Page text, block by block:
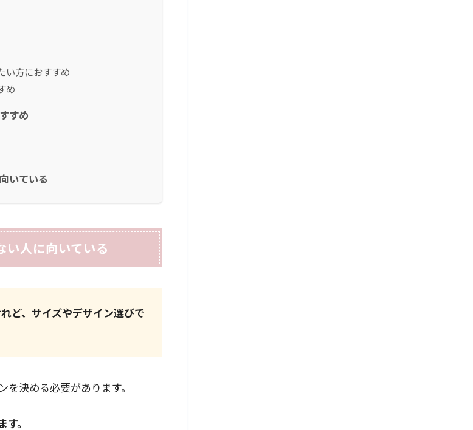
い方におすすめ
め
すめ
いている
い人に向いている
ど、サイズやデザイン選びで
決める必要があります。
。